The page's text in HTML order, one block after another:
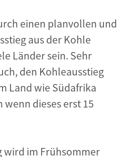
einen planvollen und
aus der Kohle
Länder sein. Sehr
den Kohleausstieg
Land wie Südafrika
wenn dieses erst 15
wird im Frühsommer